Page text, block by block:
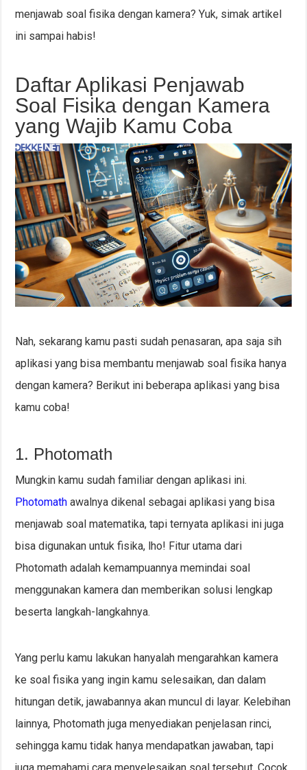
menjawab soal fisika dengan kamera? Yuk, simak artikel
ini sampai habis!
Daftar Aplikasi Penjawab
Soal Fisika dengan Kamera
yang Wajib Kamu Coba
Nah, sekarang kamu pasti sudah penasaran, apa saja sih
aplikasi yang bisa membantu menjawab soal fisika hanya
dengan kamera? Berikut ini beberapa aplikasi yang bisa
kamu coba!
1. Photomath
Mungkin kamu sudah familiar dengan aplikasi ini.
Photomath awalnya dikenal sebagai aplikasi yang bisa
menjawab soal matematika, tapi ternyata aplikasi ini juga
bisa digunakan untuk fisika, lho! Fitur utama dari
Photomath adalah kemampuannya memindai soal
menggunakan kamera dan memberikan solusi lengkap
beserta langkah-langkahnya.
Yang perlu kamu lakukan hanyalah mengarahkan kamera
ke soal fisika yang ingin kamu selesaikan, dan dalam
hitungan detik, jawabannya akan muncul di layar. Kelebihan
lainnya, Photomath juga menyediakan penjelasan rinci,
sehingga kamu tidak hanya mendapatkan jawaban, tapi
juga memahami cara menyelesaikan soal tersebut. Cocok